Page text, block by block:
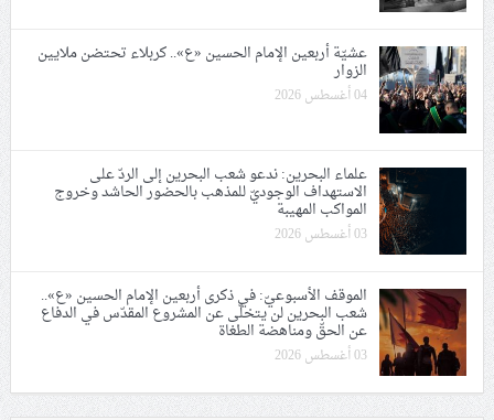
عشيّة أربعين الإمام الحسين «ع».. كربلاء تحتضن ملايين
الزوار
04 أغسطس 2026
علماء البحرين: ندعو شعب البحرين إلى الردّ على
الاستهداف الوجوديّ للمذهب بالحضور الحاشد وخروج
المواكب المهيبة
03 أغسطس 2026
الموقف الأسبوعيّ: في ذكرى أربعين الإمام الحسين «ع»..
شعب البحرين لن يتخلّى عن المشروع المقدّس في الدفاع
عن الحقّ ومناهضة الطغاة
03 أغسطس 2026